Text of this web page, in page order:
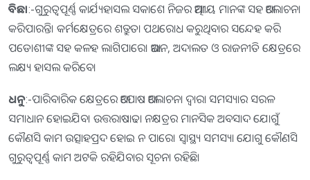
ବିଛା:-ଗୁରୁତ୍ୱପୂର୍ଣ୍ଣ କାର୍ଯ୍ୟହାସଲ ସକାଶେ ନିଜର ଆତ୍ମୀୟ ମାନଙ୍କ ସହ ଆଲୋଚନା
କରିପାରନ୍ତି। କର୍ମକ୍ଷେତ୍ରରେ ଶତ୍ରୁତା ପଥରୋଧ କରୁଥିବାର ସନ୍ଦେହ କରି
ପଡୋଶୀଙ୍କ ସହ କଳହ ଲାଗିପାରେ। ଆଇନ, ଅଦାଲତ ଓ ରାଜନୀତି କ୍ଷେତ୍ରରେ
ଲକ୍ଷ୍ୟ ହାସଲ କରିବେ।
ଧନୁ:-ପାରିବାରିକ କ୍ଷେତ୍ରରେ ଆପୋଷ ଆଲୋଚନା ଦ୍ୱାରା ସମସ୍ୟାର ସରଳ
ସମାଧାନ ହୋଇଯିବ। ଉତ୍ତରାଷାଢା ନକ୍ଷତ୍ରର ମାନସିକ ଅବସାଦ ଯୋଗୁଁ
କୌଣସି କାମ ଉତ୍ସାହପ୍ରଦ ହୋଇ ନ ପାରେ। ସ୍ବାସ୍ଥ୍ୟ ସମସ୍ୟା ଯୋଗୁ କୌଣସି
ଗୁରୁତ୍ୱପୂର୍ଣ୍ଣ କାମ ଅଟକି ରହିଯିବାର ସୂଚନା ରହିଛି।